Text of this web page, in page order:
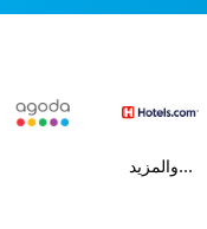
...والمزيد